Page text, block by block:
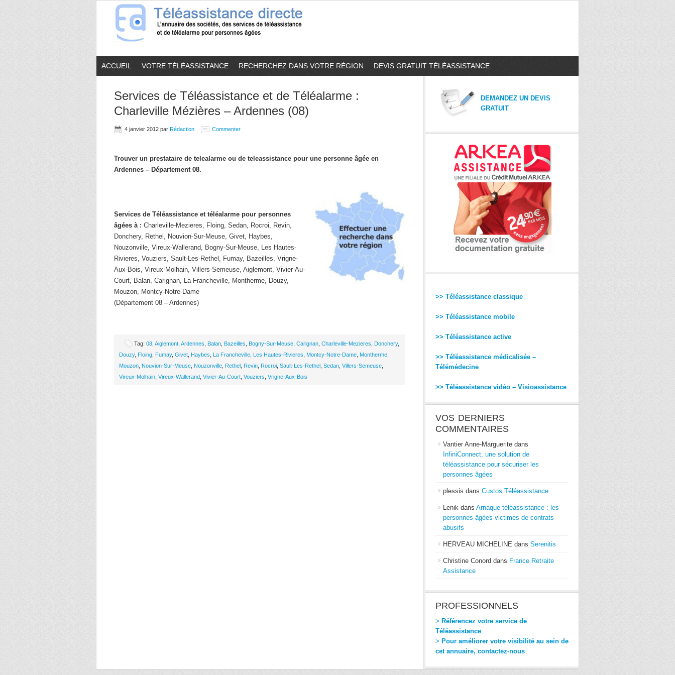
ACCUEIL VOTRE TÉLÉASSISTANCE RECHERCHEZ DANS VOTRE RÉGION DEVIS GRATUIT TÉLÉASSISTANCE
Services de Téléassistance et de Téléalarme :
Charleville Mézières – Ardennes (08)
4 janvier 2012 par Rédaction Commenter
Trouver un prestataire de telealarme ou de teleassistance pour une personne âgée en
Ardennes – Département 08.
Services de Téléassistance et téléalarme pour personnes
âgées à : Charleville-Mezieres, Floing, Sedan, Rocroi, Revin,
Donchery, Rethel, Nouvion-Sur-Meuse, Givet, Haybes,
Nouzonville, Vireux-Wallerand, Bogny-Sur-Meuse, Les Hautes-
Rivieres, Vouziers, Sault-Les-Rethel, Fumay, Bazeilles, Vrigne-
Aux-Bois, Vireux-Molhain, Villers-Semeuse, Aiglemont, Vivier-Au-
Court, Balan, Carignan, La Francheville, Montherme, Douzy,
Mouzon, Montcy-Notre-Dame
(Département 08 – Ardennes)
Tag: 08 Aiglemont Ardennes Balan Bazeilles Bogny-Sur-Meuse Carignan Charleville-Mezieres Donchery,
Douzy, Floing Fumay, Givet Haybes La Francheville Les Hautes-Rivieres Montcy-Notre-Dame Montherme
Mouzon Nouvion-Sur-Meuse Nouzonville Rethel Revin Rocroi Sault-Les-Rethel Sedan Villers-Semeuse
Vireux-Molhain Vireux-Wallerand Vivier-Au-Court Vouziers Vrigne-Aux-Bois
DEMANDEZ UN DEVIS
GRATUIT
>> Téléassistance classique
>> Téléassistance mobile
>> Téléassistance active
>> Téléassistance médicalisée –
Télémédecine
>> Téléassistance vidéo – Visioassistance
VOS DERNIERS
COMMENTAIRES
Vantier Anne-Marguerite dans
InfiniConnect, une solution de
téléassistance pour sécuriser les
personnes âgées
plessis dans Custos Téléassistance
Lenik dans Arnaque téléassistance : les
personnes âgées victimes de contrats
abusifs
HERVEAU MICHELINE dans Serenitis
Christine Conord dans France Retraite
Assistance
PROFESSIONNELS
> Référencez votre service de
Téléassistance
> Pour améliorer votre visibilité au sein de
cet annuaire, contactez-nous